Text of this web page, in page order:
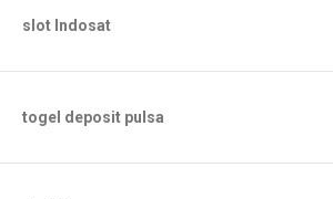
slot Indosat
togel deposit pulsa